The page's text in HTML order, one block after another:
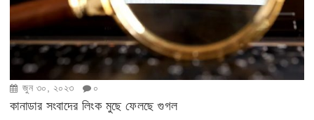
জুন ৩০, ২০২৩ ০
কানাডার সংবাদের লিংক মুছে ফেলছে গুগল